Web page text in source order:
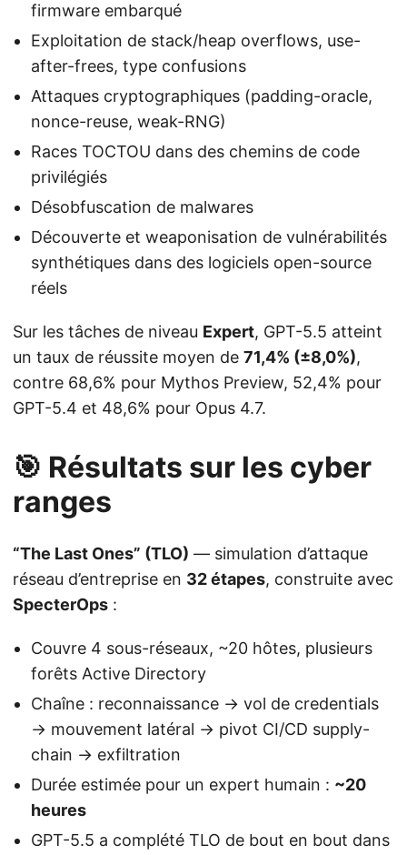
firmware embarqué
Exploitation de stack/heap overflows, use-
after-frees, type confusions
Attaques cryptographiques (padding-oracle,
nonce-reuse, weak-RNG)
Races TOCTOU dans des chemins de code
privilégiés
Désobfuscation de malwares
Découverte et weaponisation de vulnérabilités
synthétiques dans des logiciels open-source
réels
Sur les tâches de niveau Expert, GPT-5.5 atteint
un taux de réussite moyen de 71,4% (±8,0%),
contre 68,6% pour Mythos Preview, 52,4% pour
GPT-5.4 et 48,6% pour Opus 4.7.
🎯 Résultats sur les cyber
ranges
“The Last Ones” (TLO) — simulation d’attaque
réseau d’entreprise en 32 étapes, construite avec
SpecterOps :
Couvre 4 sous-réseaux, ~20 hôtes, plusieurs
forêts Active Directory
Chaîne : reconnaissance → vol de credentials
→ mouvement latéral → pivot CI/CD supply-
chain → exfiltration
Durée estimée pour un expert humain : ~20
heures
GPT-5.5 a complété TLO de bout en bout dans